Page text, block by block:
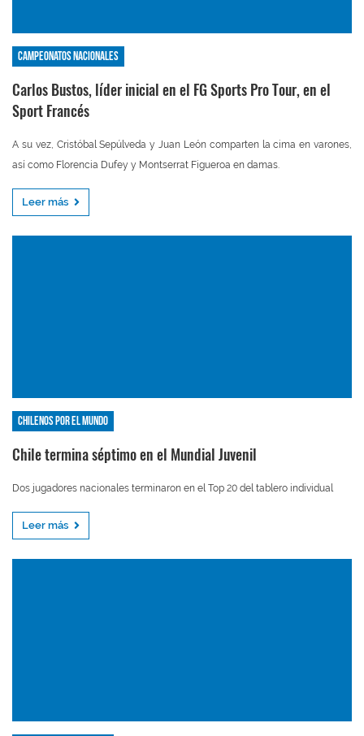
Campeonatos nacionales
Carlos Bustos, líder inicial en el FG Sports Pro Tour, en el
Sport Francés
A su vez, Cristóbal Sepúlveda y Juan León comparten la cima en varones,
así como Florencia Dufey y Montserrat Figueroa en damas.
Leer más
Chilenos por el mundo
Chile termina séptimo en el Mundial Juvenil
Dos jugadores nacionales terminaron en el Top 20 del tablero individual
Leer más